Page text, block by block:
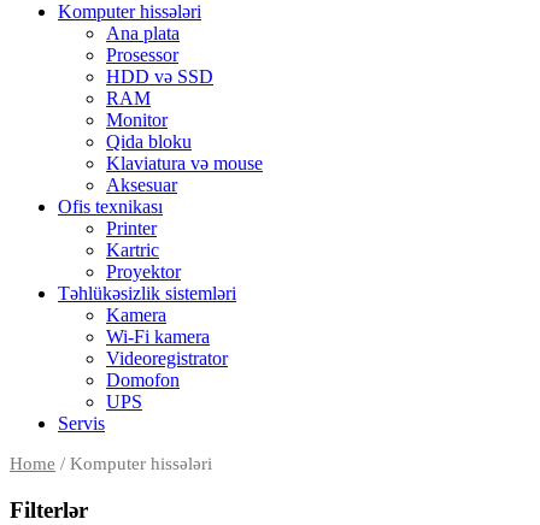
Komputer hissələri
Ana plata
Prosessor
HDD və SSD
RAM
Monitor
Qida bloku
Klaviatura və mouse
Aksesuar
Ofis texnikası
Printer
Kartric
Proyektor
Təhlükəsizlik sistemləri
Kamera
Wi-Fi kamera
Videoregistrator
Domofon
UPS
Servis
Home / Komputer hissələri
Filterlər